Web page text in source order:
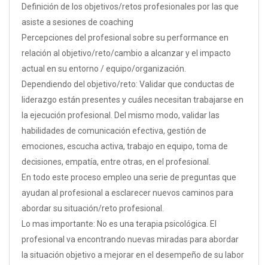
Definición de los objetivos/retos profesionales por las que
asiste a sesiones de coaching
Percepciones del profesional sobre su performance en
relación al objetivo/reto/cambio a alcanzar y el impacto
actual en su entorno / equipo/organización.
Dependiendo del objetivo/reto: Validar que conductas de
liderazgo están presentes y cuáles necesitan trabajarse en
la ejecución profesional. Del mismo modo, validar las
habilidades de comunicación efectiva, gestión de
emociones, escucha activa, trabajo en equipo, toma de
decisiones, empatía, entre otras, en el profesional.
En todo este proceso empleo una serie de preguntas que
ayudan al profesional a esclarecer nuevos caminos para
abordar su situación/reto profesional.
Lo mas importante: No es una terapia psicológica. El
profesional va encontrando nuevas miradas para abordar
la situación objetivo a mejorar en el desempeño de su labor